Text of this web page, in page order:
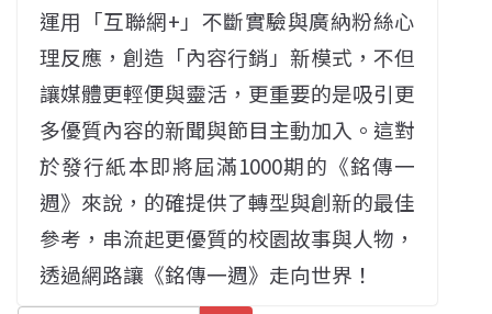
運用「互聯網+」不斷實驗與廣納粉絲心
理反應，創造「內容行銷」新模式，不但
讓媒體更輕便與靈活，更重要的是吸引更
多優質內容的新聞與節目主動加入。這對
於發行紙本即將屆滿1000期的《銘傳一
週》來說，的確提供了轉型與創新的最佳
參考，串流起更優質的校園故事與人物，
透過網路讓《銘傳一週》走向世界！